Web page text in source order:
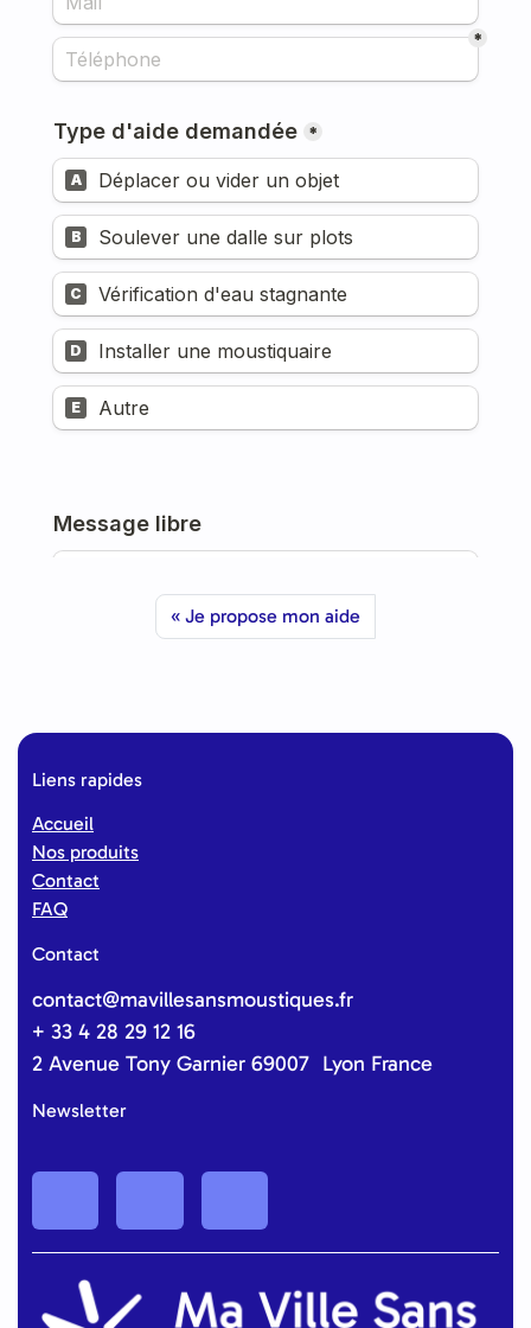
Je propose mon aide
Liens rapides
Accueil
Nos produits
Contact
FAQ
Contact
contact@mavillesansmoustiques.fr
+ 33 4 28 29 12 16
2 Avenue Tony Garnier 69007 Lyon France
Newsletter